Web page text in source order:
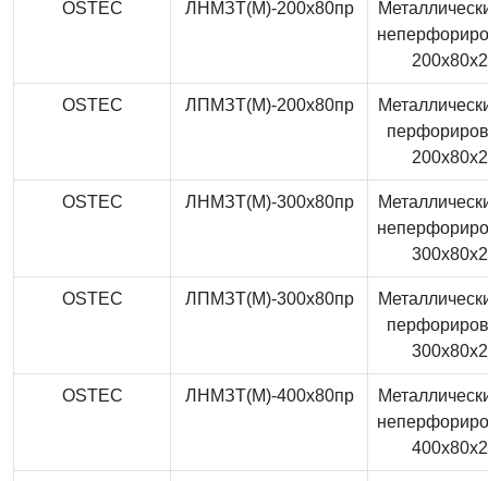
OSTEC ЛНМЗТ(М)-200x80пр
OSTEC ЛПМЗТ(М)-200x80пр
OSTEC ЛНМЗТ(М)-300x80пр
OSTEC ЛПМЗТ(М)-300x80пр
OSTEC ЛНМЗТ(М)-400x80пр